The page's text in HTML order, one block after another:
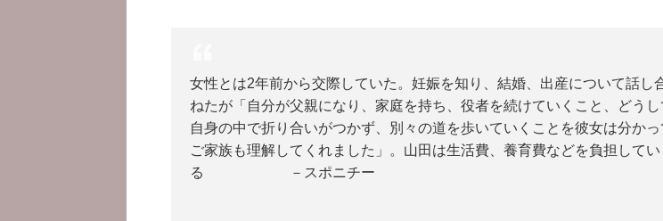
女性とは2年前から交際していた。妊娠を知り、結婚、出産について話し
ねたが「自分が父親になり、家庭を持ち、役者を続けていくこと、どう
自身の中で折り合いがつかず、別々の道を歩いていくことを彼女は分かっ
ご家族も理解してくれました」。山田は生活費、養育費などを負担してい
る －スポニチー